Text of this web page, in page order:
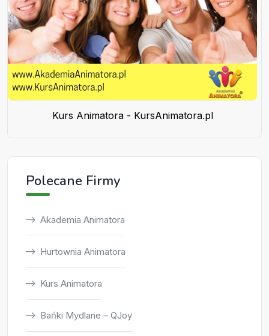
Kurs Animatora - KursAnimatora.pl
Polecane Firmy
Akademia Animatora
Hurtownia Animatora
Kurs Animatora
Bańki Mydlane – QJoy